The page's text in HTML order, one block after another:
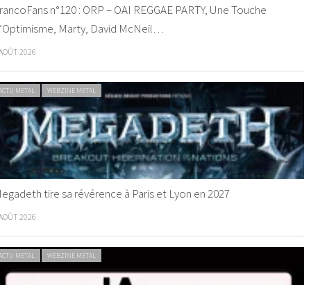
n°120 : ORP – OAI REGGAE PARTY, Une Touche
Marty, David McNeil…
2026
METAL WEBZINE METAL
tire sa révérence à Paris et Lyon en 2027
2026
METAL WEBZINE METAL